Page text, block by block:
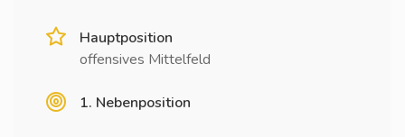
Hauptposition
offensives Mittelfeld
1. Nebenposition